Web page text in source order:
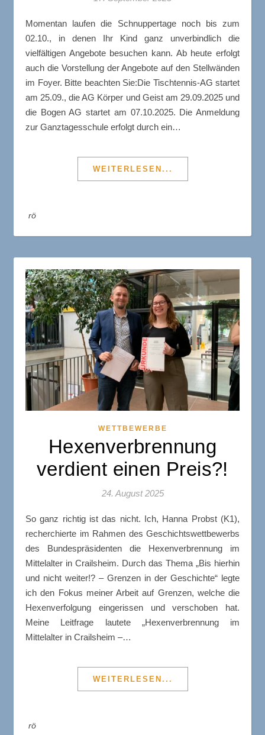
Momentan laufen die Schnuppertage noch bis zum
02.10., in denen Ihr Kind ganz unverbindlich die
vielfältigen Angebote besuchen kann. Ab heute erfolgt
auch die Vorstellung der Angebote auf den Stellwänden
im Foyer. Bitte beachten Sie:Die Tischtennis-AG startet
am 25.09., die AG Körper und Geist am 29.09.2025 und
die Bogen AG startet am 07.10.2025. Die Anmeldung
zur Ganztagesschule erfolgt durch ein…
WEITERLESEN...
rö
WETTBEWERBE
Hexenverbrennung
verdient einen Preis?!
24. August 2025
So ganz richtig ist das nicht. Ich, Hanna Probst (K1),
recherchierte im Rahmen des Geschichtswettbewerbs
des Bundespräsidenten die Hexenverbrennung im
Mittelalter in Crailsheim. Durch das Thema „Bis hierhin
und nicht weiter!? – Grenzen in der Geschichte“ legte
ich den Fokus meiner Arbeit auf Grenzen, welche die
Hexenverfolgung eingerissen und verschoben hat.
Meine Leitfrage lautete „Hexenverbrennung im
Mittelalter in Crailsheim –…
WEITERLESEN...
rö